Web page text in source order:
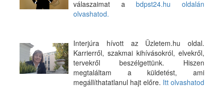
válaszaimat abdpst24.hu oldalán
olvashatod.
Interjúra hívott az Üzletem.hu oldal.
Karrierről, szakmai kihívásokról, elvekről,
tervekről beszélgettünk. Hiszen
megtaláltam a küldetést, ami
megállíthatatlanul hajt előre. Itt olvashatod